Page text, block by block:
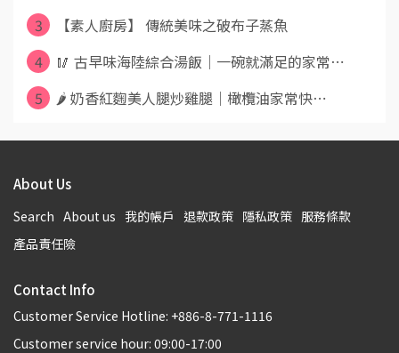
3
【素人廚房】 傳統美味之破布子蒸魚
4
🥢 古早味海陸綜合湯飯｜一碗就滿足的家常⋯
5
🌶️ 奶香紅麴美人腿炒雞腿｜橄欖油家常快⋯
About Us
Search About us 我的帳戶 退款政策 隱私政策 服務條款
產品責任險
Contact Info
Customer Service Hotline: +886-8-771-1116
Customer service hour: 09:00-17:00